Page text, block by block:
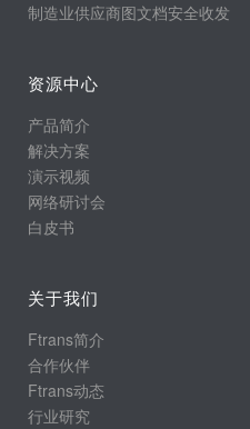
制造业供应商图文档安全收发
资源中心
产品简介
解决方案
演示视频
网络研讨会
白皮书
关于我们
Ftrans简介
合作伙伴
Ftrans动态
行业研究